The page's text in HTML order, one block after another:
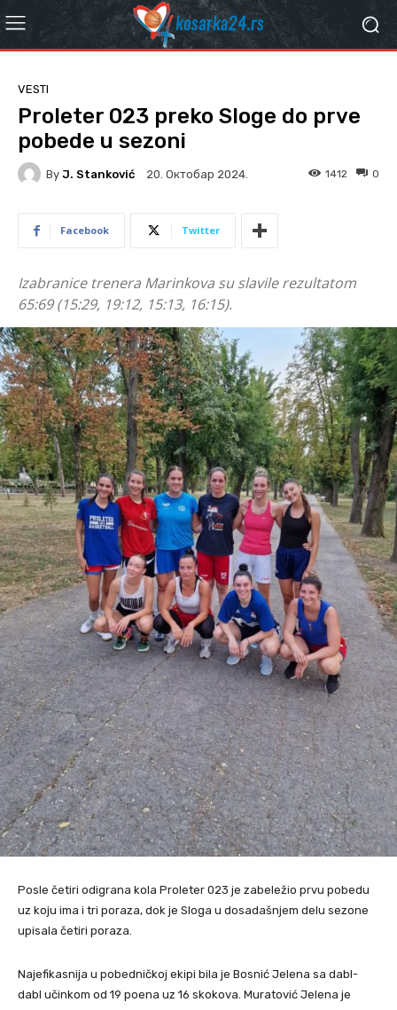
VESTI
Proleter 023 preko Sloge do prve
pobede u sezoni
By J. Stanković 20. Октобар 2024. 0
1412
Facebook Twitter
Izabranice trenera Marinkova su slavile rezultatom
65:69 (15:29, 19:12, 15:13, 16:15).
Posle četiri odigrana kola Proleter 023 je zabeležio prvu pobedu
uz koju ima i tri poraza, dok je Sloga u dosadašnjem delu sezone
upisala četiri poraza.
Najefikasnija u pobedničkoj ekipi bila je Bosnić Jelena sa dabl-
dabl učinkom od 19 poena uz 16 skokova. Muratović Jelena je